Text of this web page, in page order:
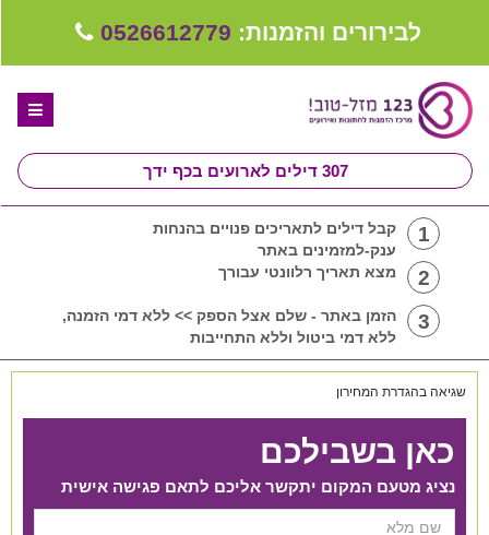
לבירורים והזמנות: 0526612779
307 דילים לארועים בכף ידך
ספקים לחתונה מומלצים
קבלו ייעוץ בחינם
קבוצת וואטסאפ-ספקים עונים LIVE
שירות אישי בקליק
1
קבל דילים לתאריכים פנויים בהנחות
ענק-למזמינים באתר
2 מצא תאריך רלוונטי עבורך
3
הזמן באתר - שלם אצל הספק >> ללא דמי הזמנה,
ללא דמי ביטול וללא התחייבות
שגיאה בהגדרת המחירון
כאן בשבילכם
נציג מטעם המקום יתקשר אליכם לתאם פגישה אישית